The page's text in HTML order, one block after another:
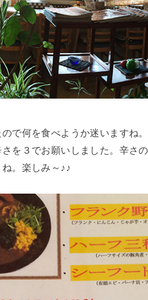
で何を食べようか迷いますね
を３でお願いしました。辛さ
。楽しみ～♪♪